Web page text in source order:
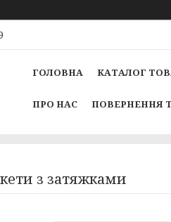
ГОЛОВНА КАТАЛОГ
ПРО НАС ПОВЕРНЕННЯ
з затяжками